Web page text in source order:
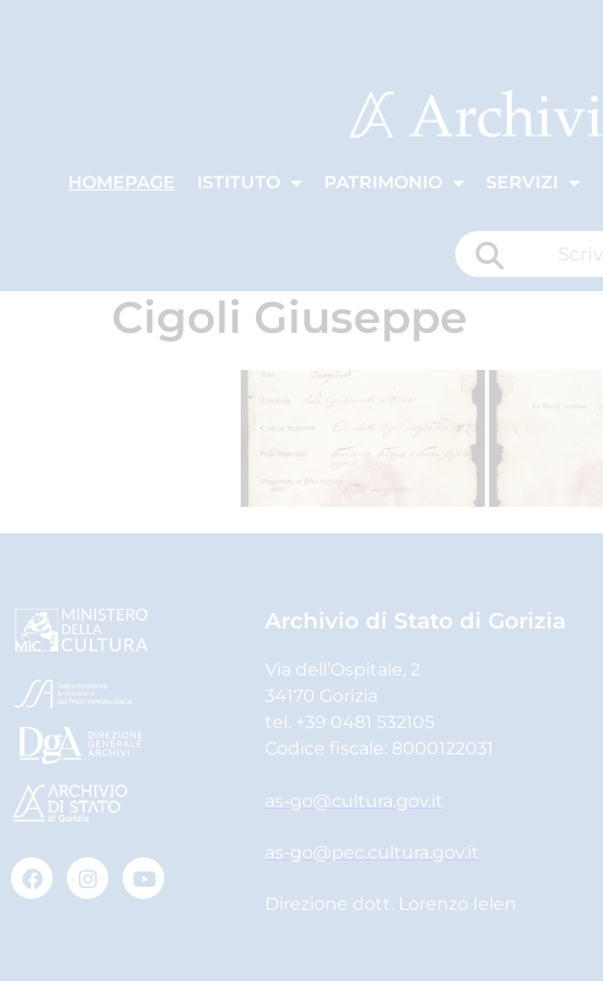
HOMEPAGE ISTITUTO PATRIMONIO SERVIZI
Cigoli Giuseppe
Archivio di Stato di Gorizia
Via dell’Ospitale, 2
34170 Gorizia
tel. +39 0481 532105
Codice fiscale: 8000122031
as-go@cultura.gov.it
as-go@pec.cultura.gov.it
Direzione dott. Lorenzo Ielen